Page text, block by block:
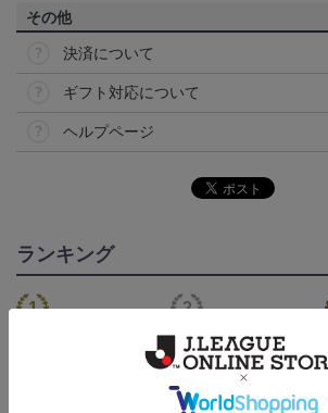
その他
決済について
ギフト対応について
ヘルプページ
ランキング